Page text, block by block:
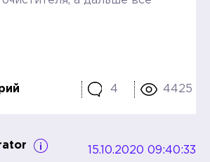
4 4425
15.10.2020 09:40:33